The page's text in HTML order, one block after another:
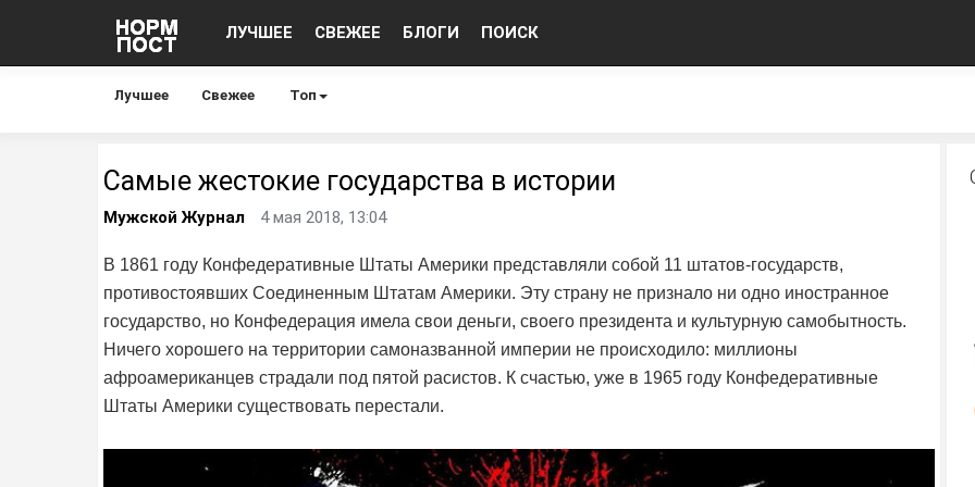
ЛУЧШЕЕ СВЕЖЕЕ БЛОГИ ПОИСК
Лучшее Свежее Топ
Самые жестокие государства в истории
Мужской Журнал 4 мая 2018, 13:04
В 1861 году Конфедеративные Штаты Америки представляли собой 11 штатов-государств,
противостоявших Соединенным Штатам Америки. Эту страну не признало ни одно иностранное
государство, но Конфедерация имела свои деньги, своего президента и культурную самобытность.
Ничего хорошего на территории самоназванной империи не происходило: миллионы
афроамериканцев страдали под пятой расистов. К счастью, уже в 1965 году Конфедеративные
Штаты Америки существовать перестали.